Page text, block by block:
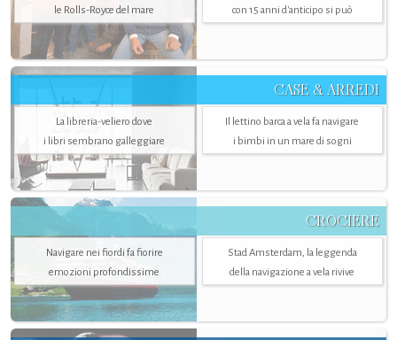
le Rolls-Royce del mare con 15 anni d'anticipo si può
CASE & ARREDI
La libreria-veliero dove
i libri sembrano galleggiare
Il lettino barca a vela fa navigare
i bimbi in un mare di sogni
CROCIERE
Navigare nei fiordi fa fiorire
emozioni profondissime
Stad Amsterdam, la leggenda
della navigazione a vela rivive